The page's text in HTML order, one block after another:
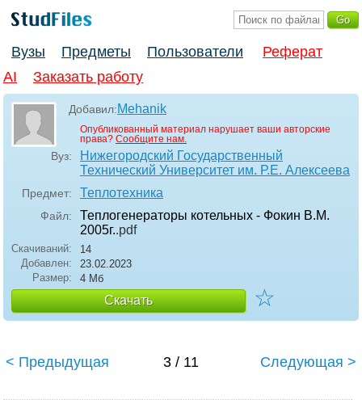
Вузы Предметы Пользователи
Реферат
AI
Заказать работу
Добавил:Mehanik
Опубликованный материал нарушает ваши авторские
права? Сообщите нам.
Вуз:
Нижегородский Государственный
Технический Университет им. Р.Е. Алексеева
Предмет: Теплотехника
Файл:
Теплогенераторы котельных - Фокин В.М.
2005г..pdf
Скачиваний:
14
Добавлен:
23.02.2023
Размер:
4 Мб
Скачать ☆
< Предыдущая 3 / 11 Следующая >